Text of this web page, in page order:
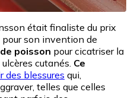
était finaliste du prix
pour son invention de
poisson pour cicatriser la
cutanés. Ce
des blessures qui,
telles que celles